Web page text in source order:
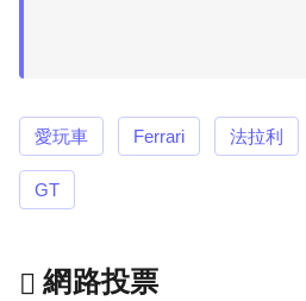
愛玩車 Ferrari 法拉利
GT
網路投票